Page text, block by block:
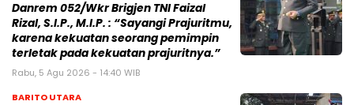
Danrem 052/Wkr Brigjen TNI Faizal
Rizal, S.I.P., M.I.P. : “Sayangi Prajuritmu,
karena kekuatan seorang pemimpin
terletak pada kekuatan prajuritnya.”
Rabu, 5 Agu 2026 - 14:40 WIB
BARITO UTARA